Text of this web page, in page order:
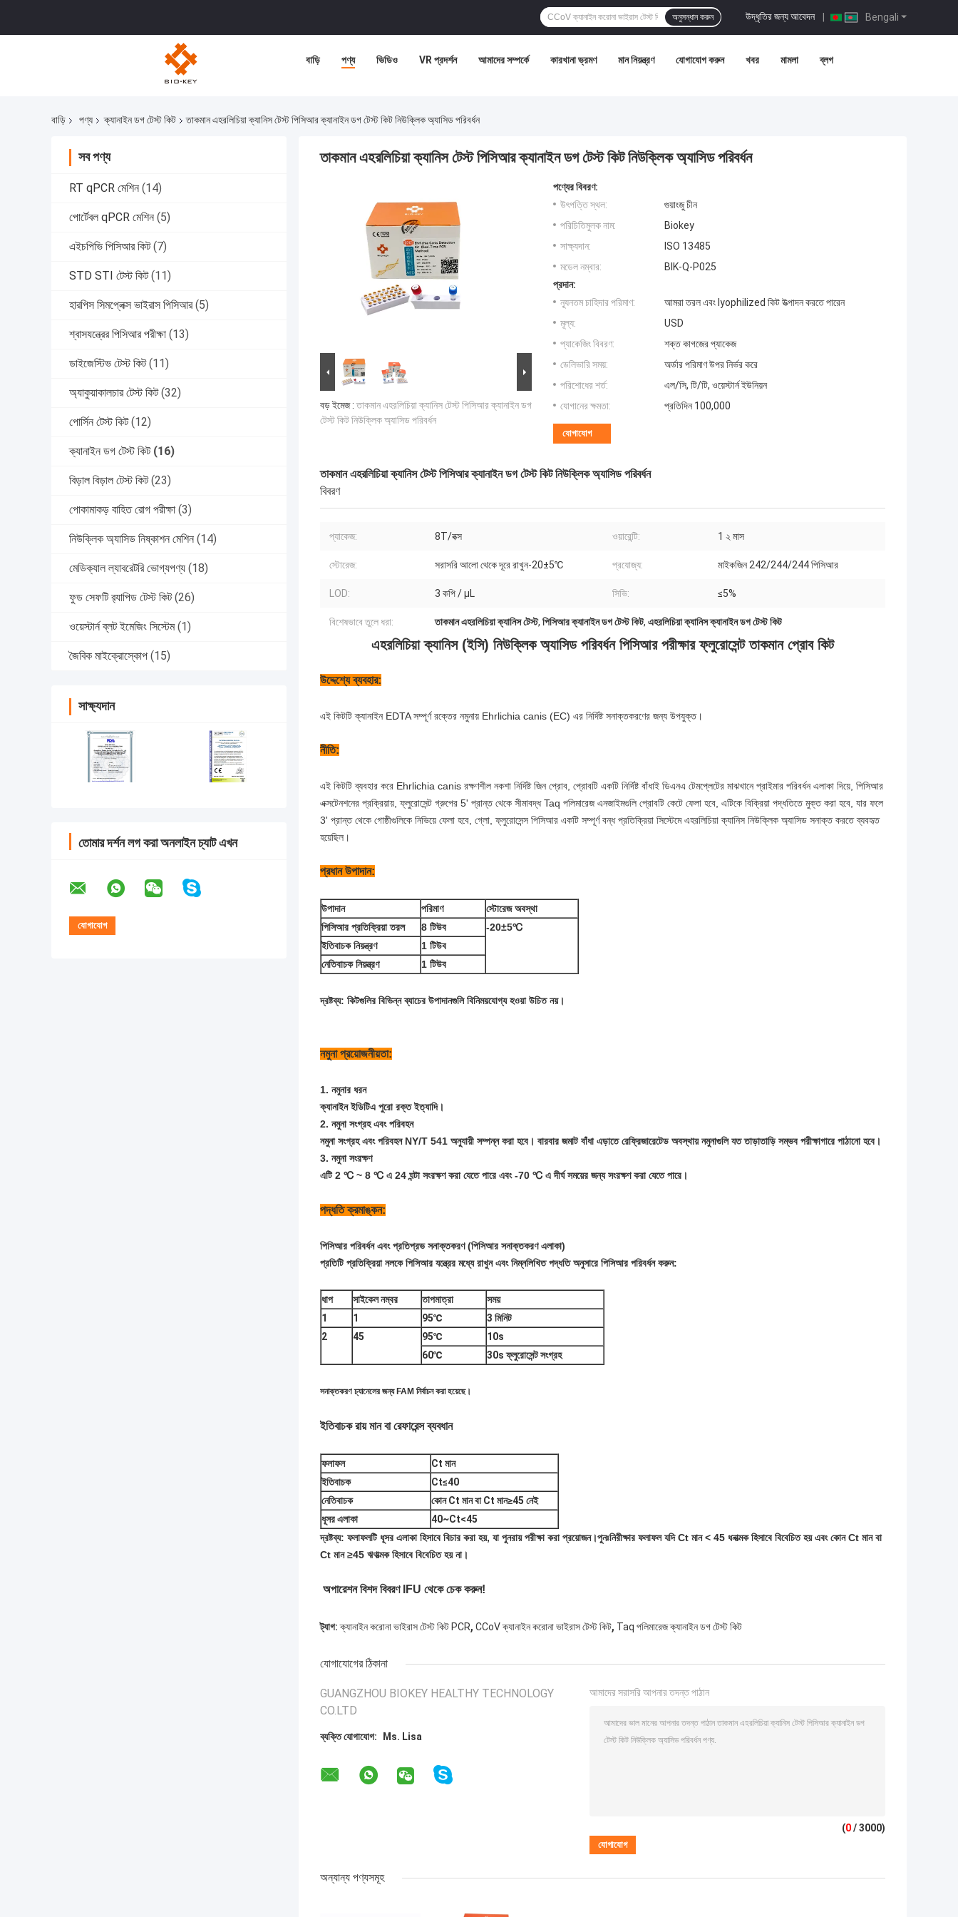
Bengali
উদ্ধৃতির জন্য আবেদন |
অনুসন্ধান করুন
বাড়ি পণ্য ভিডিও VR প্রদর্শন আমাদের সম্পর্কে কারখানা ভ্রমণ মান নিয়ন্ত্রণ যোগাযোগ করুন খবর মামলা ব্লগ
বাড়ি পণ্য ক্যানাইন ডগ টেস্ট কিট তাকমান এহরলিচিয়া ক্যানিস টেস্ট পিসিআর ক্যানাইন ডগ টেস্ট কিট নিউক্লিক অ্যাসিড পরিবর্ধন
সব পণ্য
RT qPCR মেশিন (14)
পোর্টেবল qPCR মেশিন (5)
এইচপিভি পিসিআর কিট (7)
STD STI টেস্ট কিট (11)
হারপিস সিমপ্লেক্স ভাইরাস পিসিআর (5)
শ্বাসযন্ত্রের পিসিআর পরীক্ষা (13)
ডাইজেস্টিভ টেস্ট কিট (11)
অ্যাকুয়াকালচার টেস্ট কিট (32)
পোর্সিন টেস্ট কিট (12)
ক্যানাইন ডগ টেস্ট কিট (16)
বিড়াল বিড়াল টেস্ট কিট (23)
পোকামাকড় বাহিত রোগ পরীক্ষা (3)
নিউক্লিক অ্যাসিড নিষ্কাশন মেশিন (14)
মেডিক্যাল ল্যাবরেটরি ভোগ্যপণ্য (18)
ফুড সেফটি র‍্যাপিড টেস্ট কিট (26)
ওয়েস্টার্ন ব্লট ইমেজিং সিস্টেম (1)
জৈবিক মাইক্রোস্কোপ (15)
সাক্ষ্যদান
তোমার দর্শন লগ করা অনলাইন চ্যাট এখন
তাকমান এহরলিচিয়া ক্যানিস টেস্ট পিসিআর ক্যানাইন ডগ টেস্ট কিট নিউক্লিক অ্যাসিড পরিবর্ধন
বড় ইমেজ :তাকমান এহরলিচিয়া ক্যানিস টেস্ট পিসিআর ক্যানাইন ডগ
টেস্ট কিট নিউক্লিক অ্যাসিড পরিবর্ধন
পণ্যের বিবরণ:
উৎপত্তি স্থল:
গুয়াংজু চীন
পরিচিতিমুলক নাম:
Biokey
সাক্ষ্যদান:
ISO 13485
মডেল নম্বার:
BIK-Q-P025
প্রদান:
ন্যূনতম চাহিদার পরিমাণ:
আমরা তরল এবং lyophilized কিট উত্পাদন করতে পারেন
মূল্য:
USD
প্যাকেজিং বিবরণ:
শক্ত কাগজের প্যাকেজ
ডেলিভারি সময়:
অর্ডার পরিমাণ উপর নির্ভর করে
পরিশোধের শর্ত:
এল/সি, টি/টি, ওয়েস্টার্ন ইউনিয়ন
যোগানের ক্ষমতা:
প্রতিদিন 100,000
যোগাযোগ
তাকমান এহরলিচিয়া ক্যানিস টেস্ট পিসিআর ক্যানাইন ডগ টেস্ট কিট নিউক্লিক অ্যাসিড পরিবর্ধন
বিবরণ
প্যাকেজ: 8T/বক্স ওয়ারেন্টি: 1 ২ মাস
স্টোরেজ: সরাসরি আলো থেকে দূরে রাখুন-20±5℃ প্রযোজ্য: মাইকজিন 242/244/244 পিসিআর
LOD: 3 কপি / μL সিভি: ≤5%
বিশেষভাবে তুলে ধরা: তাকমান এহরলিচিয়া ক্যানিস টেস্ট, পিসিআর ক্যানাইন ডগ টেস্ট কিট, এহরলিচিয়া ক্যানিস ক্যানাইন ডগ টেস্ট কিট
এহরলিচিয়া ক্যানিস (ইসি) নিউক্লিক অ্যাসিড পরিবর্ধন পিসিআর পরীক্ষার ফ্লুরোসেন্ট তাকমান প্রোব কিট
উদ্দেশ্যে ব্যবহার:
এই কিটটি ক্যানাইন EDTA সম্পূর্ণ রক্তের নমুনায় Ehrlichia canis (EC) এর নির্দিষ্ট সনাক্তকরণের জন্য উপযুক্ত।
নীতি:
এই কিটটি ব্যবহার করে Ehrlichia canis রক্ষণশীল নকশা নির্দিষ্ট জিন প্রোব, প্রোবটি একটি নির্দিষ্ট বাঁধাই ডিএনএ টেমপ্লেটের মাঝখানে প্রাইমার পরিবর্ধন এলাকা দিয়ে, পিসিআর
এক্সটেনশনের প্রক্রিয়ায়, ফ্লুরোসেন্ট গ্রুপের 5' প্রান্ত থেকে সীমাবদ্ধ Taq পলিমারেজ এনজাইমগুলি প্রোবটি কেটে ফেলা হবে, এটিকে বিক্রিয়া পদ্ধতিতে মুক্ত করা হবে, যার ফলে
3' প্রান্ত থেকে গোষ্ঠীগুলিকে নিভিয়ে ফেলা হবে, গ্লো, ফ্লুরোসেন্স পিসিআর একটি সম্পূর্ণ বন্ধ প্রতিক্রিয়া সিস্টেমে এহরলিচিয়া ক্যানিস নিউক্লিক অ্যাসিড সনাক্ত করতে ব্যবহৃত
হয়েছিল।
প্রধান উপাদান:
উপাদান পরিমাণ
স্টোরেজ অবস্থা
পিসিআর প্রতিক্রিয়া তরল
8 টিউব
-20±5℃
ইতিবাচক নিয়ন্ত্রণ
1 টিউব
নেতিবাচক নিয়ন্ত্রণ
1 টিউব
দ্রষ্টব্য: কিটগুলির বিভিন্ন ব্যাচের উপাদানগুলি বিনিময়যোগ্য হওয়া উচিত নয়।
নমুনা প্রয়োজনীয়তা:
1. নমুনার ধরন
ক্যানাইন ইডিটিএ পুরো রক্ত ​​ইত্যাদি।
2. নমুনা সংগ্রহ এবং পরিবহন
নমুনা সংগ্রহ এবং পরিবহন NY/T 541 অনুযায়ী সম্পন্ন করা হবে। বারবার জমাট বাঁধা এড়াতে রেফ্রিজারেটেড অবস্থায় নমুনাগুলি যত তাড়াতাড়ি সম্ভব পরীক্ষাগারে পাঠানো হবে।
3. নমুনা সংরক্ষণ
এটি 2 ℃ ~ 8 ℃ এ 24 ঘন্টা সংরক্ষণ করা যেতে পারে এবং -70 ℃ এ দীর্ঘ সময়ের জন্য সংরক্ষণ করা যেতে পারে।
পদ্ধতি ক্রমাঙ্কন:
পিসিআর পরিবর্ধন এবং প্রতিপ্রভ সনাক্তকরণ (পিসিআর সনাক্তকরণ এলাকা)
প্রতিটি প্রতিক্রিয়া নলকে পিসিআর যন্ত্রের মধ্যে রাখুন এবং নিম্নলিখিত পদ্ধতি অনুসারে পিসিআর পরিবর্ধন করুন:
ধাপ সাইকেল নম্বর তাপমাত্রা
সময়
1
1 95℃
3 মিনিট
2
45 95℃
10s
60℃
30s ফ্লুরোসেন্ট সংগ্রহ
সনাক্তকরণ চ্যানেলের জন্য FAM নির্বাচন করা হয়েছে।
ইতিবাচক রায় মান বা রেফারেন্স ব্যবধান
ফলাফল
Ct মান
ইতিবাচক
Ct≤40
নেতিবাচক
কোন Ct মান বা Ct মান≥45 নেই
ধূসর এলাকা
40~Ct<45
দ্রষ্টব্য: ফলাফলটি ধূসর এলাকা হিসাবে বিচার করা হয়, যা পুনরায় পরীক্ষা করা প্রয়োজন।পুনঃনিরীক্ষার ফলাফল যদি Ct মান < 45 ধনাত্মক হিসাবে বিবেচিত হয় এবং কোন Ct মান বা
Ct মান ≥45 ঋণাত্মক হিসাবে বিবেচিত হয় না।
অপারেশন বিশদ বিবরণ IFU থেকে চেক করুন!
ট্যাগ: ক্যানাইন করোনা ভাইরাস টেস্ট কিট PCR, CCoV ক্যানাইন করোনা ভাইরাস টেস্ট কিট, Taq পলিমারেজ ক্যানাইন ডগ টেস্ট কিট
যোগাযোগের ঠিকানা
GUANGZHOU BIOKEY HEALTHY TECHNOLOGY
CO.LTD
ব্যক্তি যোগাযোগ: Ms. Lisa
আমাদের সরাসরি আপনার তদন্ত পাঠান
(0/ 3000)
অন্যান্য পণ্যসমূহ